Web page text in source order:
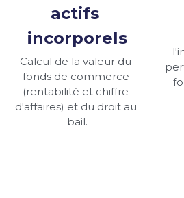
actifs
incorporels
Calcul de la valeur du
fonds de commerce
(rentabilité et chiffre
d'affaires) et du droit au
bail.